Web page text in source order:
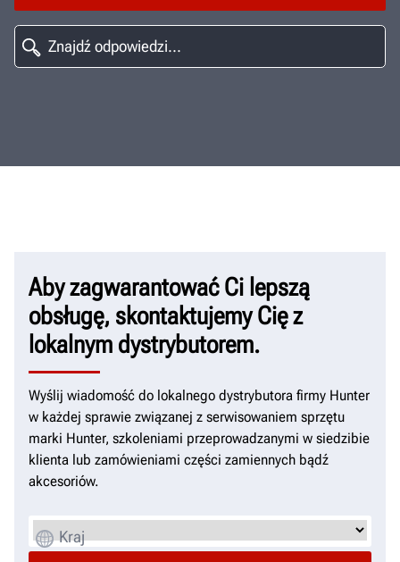
Aby zagwarantować Ci lepszą
obsługę, skontaktujemy Cię z
lokalnym dystrybutorem.
Wyślij wiadomość do lokalnego dystrybutora firmy Hunter
w każdej sprawie związanej z serwisowaniem sprzętu
marki Hunter, szkoleniami przeprowadzanymi w siedzibie
klienta lub zamówieniami części zamiennych bądź
akcesoriów.
Kraj